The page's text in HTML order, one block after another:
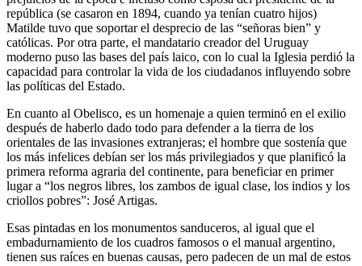
república (se casaron en 1894, cuando ya tenían cuatro hijos)
Matilde tuvo que soportar el desprecio de las “señoras bien” y
católicas. Por otra parte, el mandatario creador del Uruguay
moderno puso las bases del país laico, con lo cual la Iglesia perdió la
capacidad para controlar la vida de los ciudadanos influyendo sobre
las políticas del Estado.
En cuanto al Obelisco, es un homenaje a quien terminó en el exilio
después de haberlo dado todo para defender a la tierra de los
orientales de las invasiones extranjeras; el hombre que sostenía que
los más infelices debían ser los más privilegiados y que planificó la
primera reforma agraria del continente, para beneficiar en primer
lugar a “los negros libres, los zambos de igual clase, los indios y los
criollos pobres”: José Artigas.
Esas pintadas en los monumentos sanduceros, al igual que el
embadurnamiento de los cuadros famosos o el manual argentino,
tienen sus raíces en buenas causas, pero padecen de un mal de estos